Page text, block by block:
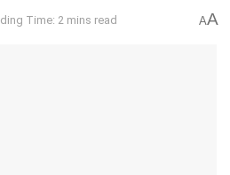
Time: 2 mins read AA